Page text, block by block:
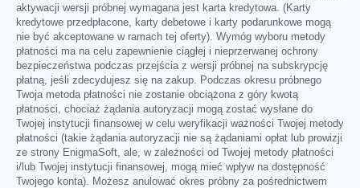
aktywacji wersji próbnej wymagana jest karta kredytowa. (Karty
kredytowe przedpłacone, karty debetowe i karty podarunkowe mogą
nie być akceptowane w ramach tej oferty). Wymóg wyboru metody
płatności ma na celu zapewnienie ciągłej i nieprzerwanej ochrony
bezpieczeństwa podczas przejścia z wersji próbnej na subskrypcję
płatną, jeśli zdecydujesz się na zakup. Podczas okresu próbnego
Twoja metoda płatności nie zostanie obciążona z góry kwotą
płatności, chociaż żądania autoryzacji mogą zostać wysłane do
Twojej instytucji finansowej w celu weryfikacji ważności Twojej metody
płatności (takie żądania autoryzacji nie są żądaniami opłat lub prowizji
ze strony EnigmaSoft, ale, w zależności od Twojej metody płatności
i/lub Twojej instytucji finansowej, mogą mieć wpływ na dostępność
Twojego konta). Możesz anulować okres próbny za pośrednictwem